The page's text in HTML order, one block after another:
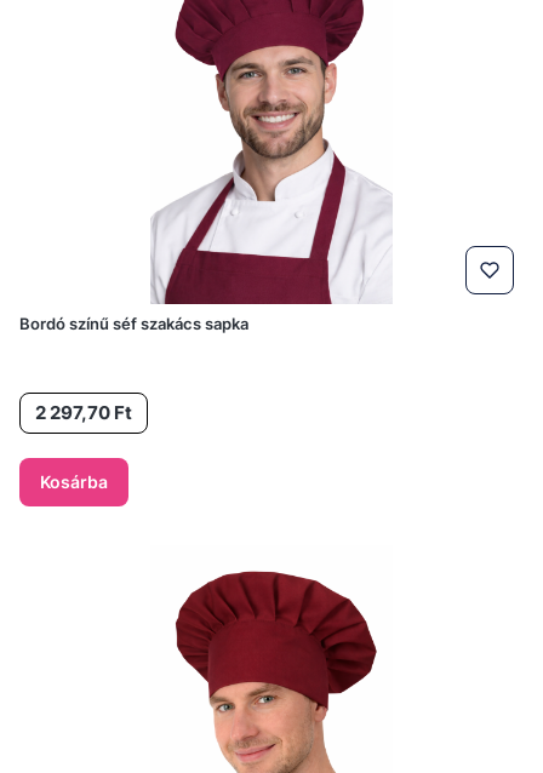
Bordó színű séf szakács sapka
Ár2 297,70 Ft
Kosárba